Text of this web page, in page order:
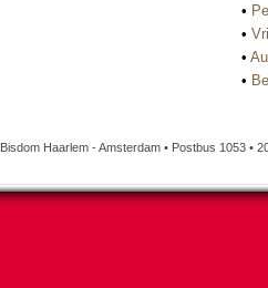
•
•
•
•
Bisdom Haarlem - Amsterdam • Postbus 1053 •